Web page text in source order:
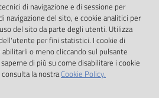
dalla direttiva
e dal d.lgs. 36/2006
di navigazione e di sessione per
navigazione del sito, e cookie analitici per
del sito da parte degli utenti. Utilizza
per fini statistici. I cookie di
o meno cliccando sul pulsante
di più su come disabilitare i cookie
la nostraCookie Policy.